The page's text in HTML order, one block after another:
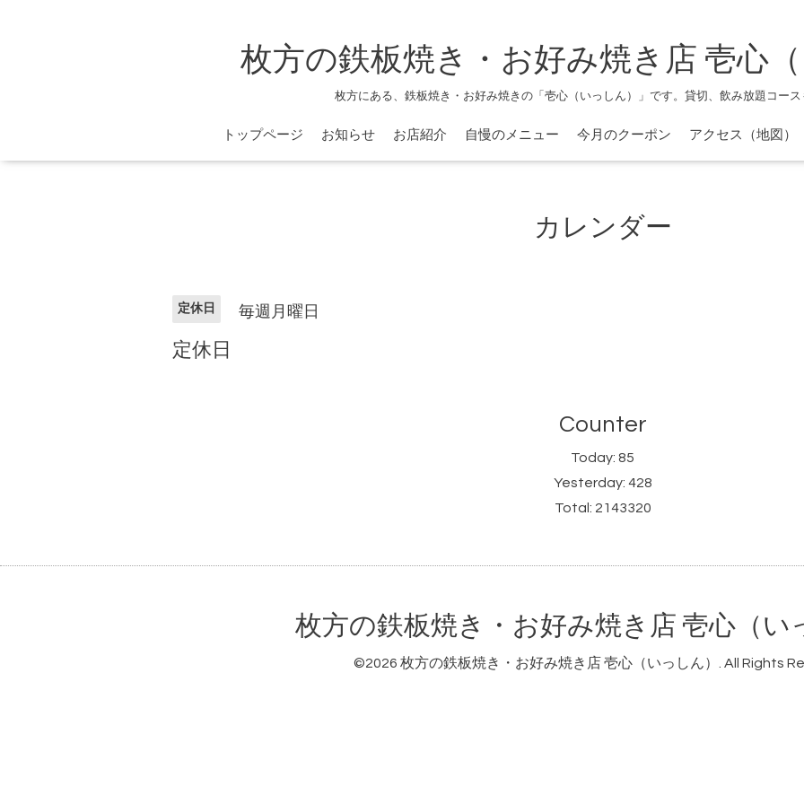
枚方の鉄板焼き・お好み焼き店 壱心（
枚方にある、鉄板焼き・お好み焼きの「壱心（いっしん）」です。貸切、飲み放題コース
トップページ お知らせ お店紹介 自慢のメニュー 今月のクーポン アクセス（地図）
カレンダー
定休日 毎週月曜日
定休日
Counter
Today:85
Yesterday: 428
Total: 2143320
枚方の鉄板焼き・お好み焼き店 壱心（い
©2026 枚方の鉄板焼き・お好み焼き店 壱心（いっしん） . All Rights